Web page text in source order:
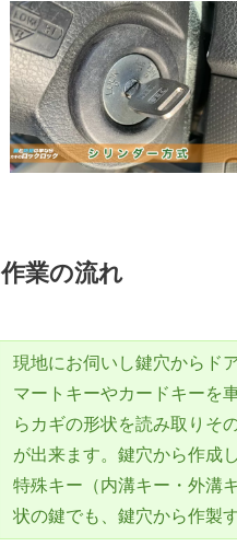
作業の流れ
現地にお伺いし鍵穴からド
マートキーやカードキーを
らカギの形状を読み取りそ
が出来ます。鍵穴から作成
特殊キー（内溝キー・外溝
状の鍵でも、鍵穴から作製